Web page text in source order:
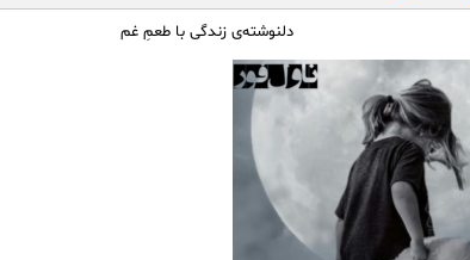
دلنوشته‌ی زندگی با طعمِ غم